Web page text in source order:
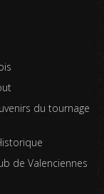
du tournage
de Valenciennes